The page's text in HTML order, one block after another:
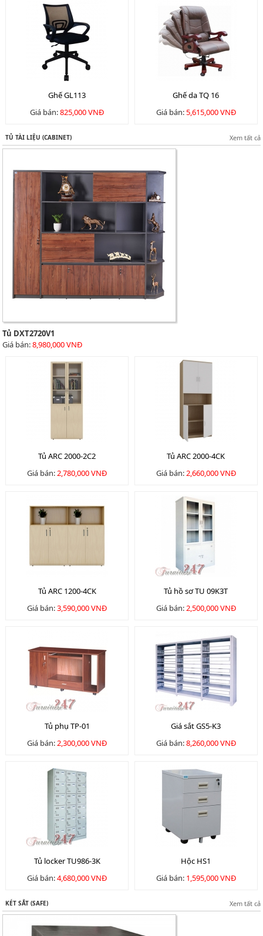
Ghế GL113
Giá bán:825,000 VNĐ
Ghế da TQ 16
Giá bán:5,615,000 VNĐ
TỦ TÀI LIỆU (CABINET) Xem tất cả
Tủ DXT2720V1
Giá bán:8,980,000 VNĐ
Tủ ARC 2000-2C2
Giá bán:2,780,000 VNĐ
Tủ ARC 2000-4CK
Giá bán:2,660,000 VNĐ
Tủ ARC 1200-4CK
Giá bán:3,590,000 VNĐ
Tủ hồ sơ TU 09K3T
Giá bán:2,500,000 VNĐ
Tủ phụ TP-01
Giá bán:2,300,000 VNĐ
Giá sắt GS5-K3
Giá bán:8,260,000 VNĐ
Tủ locker TU986-3K
Giá bán:4,680,000 VNĐ
Hộc HS1
Giá bán: 1,595,000 VNĐ
KÉT SẮT (SAFE) Xem tất cả